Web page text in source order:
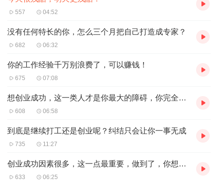
【阿普说创业】以下这篇文章是阿普内心最真实感受的分
活压迫的快迷失自我，又或者想早日摆脱房奴车奴的现状，
那么好的，请你不论怎样一定要静下心来，花上短短几分钟
时间，来听阿普啰嗦几句，我相信，说不定阿普某句不经意
的话就是彻底改变你命运的开始。
记不清是谁说过一句话，非常有道理，他说:我年轻时还以
会知道钱对你到底有多重要。
557 04:52
没有任何特长的你，怎么三个月把自己打造成专家？
682 06:32
你的工作经验千万别浪费了，可以赚钱！
675 07:08
想创业成功，这一类人才是你最大的障碍，你完全想象不到！
608 06:58
到底是继续打工还是创业呢？纠结只会让你一事无成
735 11:27
创业成功因素很多，这一点最重要，做到了，你想不成功都难
633 06:25